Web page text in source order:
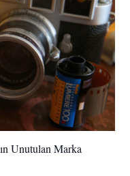
Unutulan Marka